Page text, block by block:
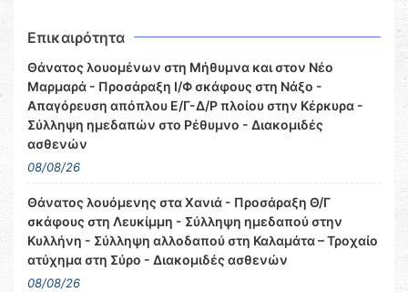
Επικαιρότητα
Θάνατος λουομένων στη Μήθυμνα και στον Νέο
Μαρμαρά - Προσάραξη Ι/Φ σκάφους στη Νάξο -
Απαγόρευση απόπλου Ε/Γ-Δ/Ρ πλοίου στην Κέρκυρα -
Σύλληψη ημεδαπών στο Ρέθυμνο - Διακομιδές
ασθενών
08/08/26
Θάνατος λουόμενης στα Χανιά - Προσάραξη Θ/Γ
σκάφους στη Λευκίμμη - Σύλληψη ημεδαπού στην
Κυλλήνη - Σύλληψη αλλοδαπού στη Καλαμάτα – Τροχαίο
ατύχημα στη Σύρο - Διακομιδές ασθενών
08/08/26